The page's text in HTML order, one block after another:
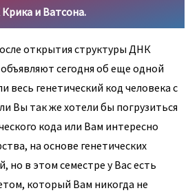
и Ватсона.
открытия структуры ДНК
сегодня об еще одной
весь генетический код человека с
Вы так же хотели бы погрузиться
кода или Вам интересно
на основе генетических
но в этом семестре у Вас есть
который Вам никогда не